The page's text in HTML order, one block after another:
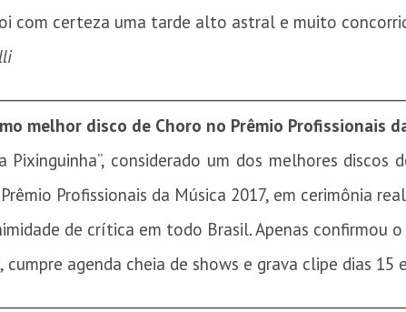
com certeza uma tarde alto astral e muito
melhor disco de Choro no Prêmio Profissionais
Pixinguinha”, considerado um dos melhores
Profissionais da Música 2017, em cerimônia
de crítica em todo Brasil. Apenas confirmou
agenda cheia de shows e grava clipe dias 15